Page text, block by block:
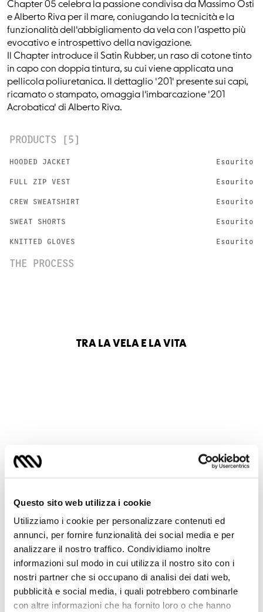
Questo sito web utilizza i cookie
Utilizziamo i cookie per personalizzare contenuti ed
annunci, per fornire funzionalità dei social media e per
analizzare il nostro traffico. Condividiamo inoltre
informazioni sul modo in cui utilizza il nostro sito con i
nostri partner che si occupano di analisi dei dati web,
pubblicità e social media, i quali potrebbero combinarle
con altre informazioni che ha fornito loro o che hanno
Chapter 05 celebra la passione condivisa da Massimo Osti
e Alberto Riva per il mare, coniugando la tecnicità e la
funzionalità dell'abbigliamento da vela con l’aspetto più
evocativo e introspettivo della navigazione.
Il Chapter introduce il Satin Rubber, un raso di cotone tinto
in capo con doppia tintura, su cui viene applicata una
pellicola poliuretanica. Il dettaglio '201' presente sui capi,
ricamato o stampato, omaggia l'imbarcazione '201
Acrobatica' di Alberto Riva.
PRODUCTS [5]
HOODED JACKET Esaurito
FULL ZIP VEST Esaurito
CREW SWEATSHIRT Esaurito
SWEAT SHORTS Esaurito
KNITTED GLOVES Esaurito
THE PROCESS
TRA LA VELA E LA VITA
Nel navigare si fondono tecnica e atto
poetico. Si coinvolgono emozioni,
introspezione, concentrazione e adattabilità,
in un costante dialogo tra l’individuo e il